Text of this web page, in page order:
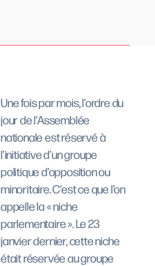
Une fois par mois, l’ordre du
jour de l’Assemblée
nationale est réservé à
l’initiative d’un groupe
politique d’opposition ou
minoritaire. C’est ce que l’on
appelle la « niche
parlementaire ». Le 23
janvier dernier, cette niche
était réservée au groupe